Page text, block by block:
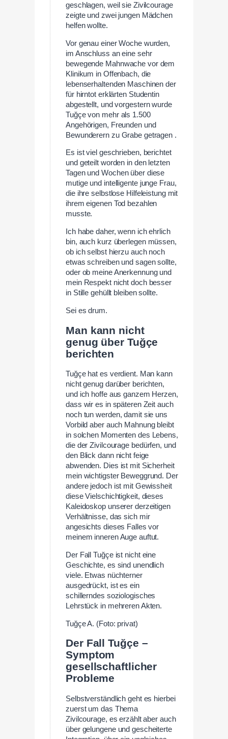
geschlagen, weil sie Zivilcourage
zeigte und zwei jungen Mädchen
helfen wollte.
Vor genau einer Woche wurden,
im Anschluss an eine sehr
bewegende Mahnwache vor dem
Klinikum in Offenbach, die
lebenserhaltenden Maschinen der
für hirntot erklärten Studentin
abgestellt, und vorgestern wurde
Tuğçe von mehr als 1.500
Angehörigen, Freunden und
Bewunderern zu Grabe getragen .
Es ist viel geschrieben, berichtet
und geteilt worden in den letzten
Tagen und Wochen über diese
mutige und intelligente junge Frau,
die ihre selbstlose Hilfeleistung mit
ihrem eigenen Tod bezahlen
musste.
Ich habe daher, wenn ich ehrlich
bin, auch kurz überlegen müssen,
ob ich selbst hierzu auch noch
etwas schreiben und sagen sollte,
oder ob meine Anerkennung und
mein Respekt nicht doch besser
in Stille gehüllt bleiben sollte.
Sei es drum.
Man kann nicht
genug über Tuğçe
berichten
Tuğçe hat es verdient. Man kann
nicht genug darüber berichten,
und ich hoffe aus ganzem Herzen,
dass wir es in späteren Zeit auch
noch tun werden, damit sie uns
Vorbild aber auch Mahnung bleibt
in solchen Momenten des Lebens,
die der Zivilcourage bedürfen, und
den Blick dann nicht feige
abwenden. Dies ist mit Sicherheit
mein wichtigster Beweggrund. Der
andere jedoch ist mit Gewissheit
diese Vielschichtigkeit, dieses
Kaleidoskop unserer derzeitigen
Verhältnisse, das sich mir
angesichts dieses Falles vor
meinem inneren Auge auftut.
Der Fall Tuğçe ist nicht eine
Geschichte, es sind unendlich
viele. Etwas nüchterner
ausgedrückt, ist es ein
schillerndes soziologisches
Lehrstück in mehreren Akten.
Tuğçe A. (Foto: privat)
Der Fall Tuğçe –
Symptom
gesellschaftlicher
Probleme
Selbstverständlich geht es hierbei
zuerst um das Thema
Zivilcourage, es erzählt aber auch
über gelungene und gescheiterte